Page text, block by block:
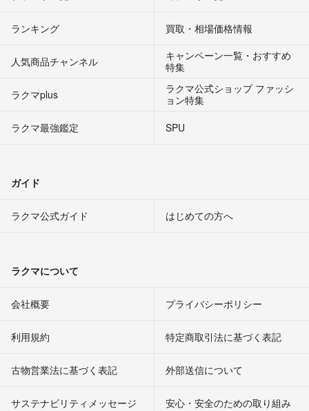
ランキング 買取・相場価格情報
人気商品チャンネル
キャンペーン一覧・おすすめ
特集
ラクマplus
ラクマ公式ショップ ファッシ
ョン特集
ラクマ最強鑑定
SPU
ガイド
ラクマ公式ガイド はじめての方へ
ラクマについて
会社概要 プライバシーポリシー
利用規約 特定商取引法に基づく表記
古物営業法に基づく表記 外部送信について
サステナビリティメッセージ 安心・安全のための取り組み